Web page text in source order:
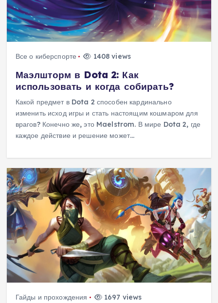
Все о киберспорте 1408 views
Маэлшторм в Dota 2: Как
использовать и когда собирать?
Какой предмет в Dota 2 способен кардинально
изменить исход игры и стать настоящим кошмаром для
врагов? Конечно же, это Maelstrom. В мире Dota 2, где
каждое действие и решение может…
Гайды и прохождения 1697 views